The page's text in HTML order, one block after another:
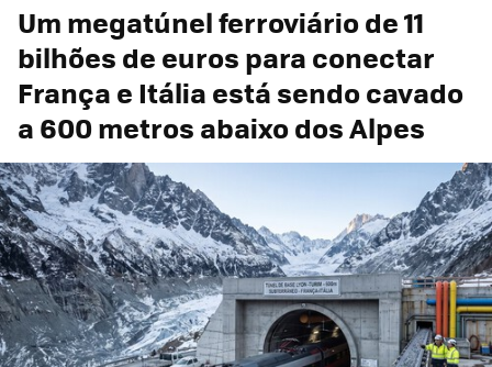
Um megatúnel ferroviário de 11
bilhões de euros para conectar
França e Itália está sendo cavado
a 600 metros abaixo dos Alpes